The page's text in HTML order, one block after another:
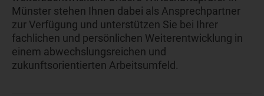
Münster stehen Ihnen dabei als Ansprechpartner
zur Verfügung und unterstützen Sie bei Ihrer
fachlichen und persönlichen Weiterentwicklung in
einem abwechslungsreichen und
zukunftsorientierten Arbeitsumfeld.